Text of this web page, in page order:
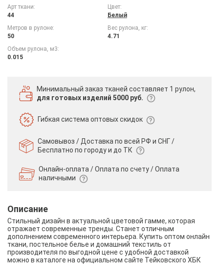
Арт ткани:
44
Цвет:
Белый
Метров в рулоне:
50
Вес рулона, кг:
4.71
Объем рулона, м3:
0.015
Минимальный заказ тканей составляет 1 рулон,
для готовых изделий 5000 руб.
Гибкая системаоптовых скидок
Самовывоз / Доставка по всей РФ и СНГ /
Бесплатно по городу и до ТК
Онлайн-оплата / Оплата по счету /Оплата
наличными
Описание
Стильный дизайн в актуальной цветовой гамме, которая
отражает современные тренды. Станет отличным
дополнением современного интерьера. Купить оптом онлайн
ткани, постельное белье и домашний текстиль от
производителя по выгодной цене с удобной доставкой
можно в каталоге на официальном сайте Тейковского ХБК